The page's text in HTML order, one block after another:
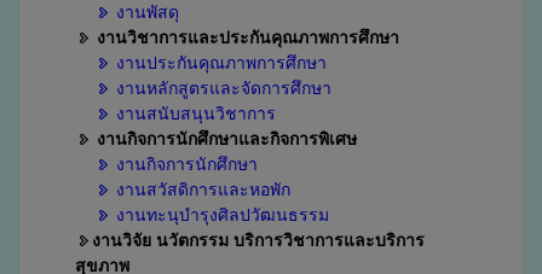
งานพัสดุ
งานวิชาการและประกันคุณภาพการศึกษา
งานประกันคุณภาพการศึกษา
งานหลักสูตรและจัดการศึกษา
งานสนับสนุนวิชาการ
งานกิจการนักศึกษาและกิจการพิเศษ
งานกิจการนักศึกษา
งานสวัสดิการและหอพัก
งานทะนุบำรุงศิลปวัฒนธรรม
งานวิจัย นวัตกรรม บริการวิชาการและบริการ
สุขภาพ